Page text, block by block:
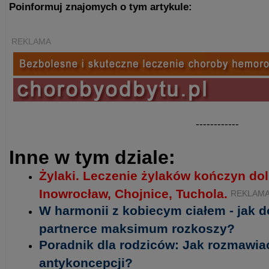
Poinformuj znajomych o tym artykule:
REKLAMA
------------
Inne w tym dziale:
Żylaki. Leczenie żylaków kończyn
Inowrocław, Chojnice, Tuchola.
W harmonii z kobiecym ciałem - jak
partnerce maksimum rozkoszy?
Poradnik dla rodziców: Jak
antykoncepcji?